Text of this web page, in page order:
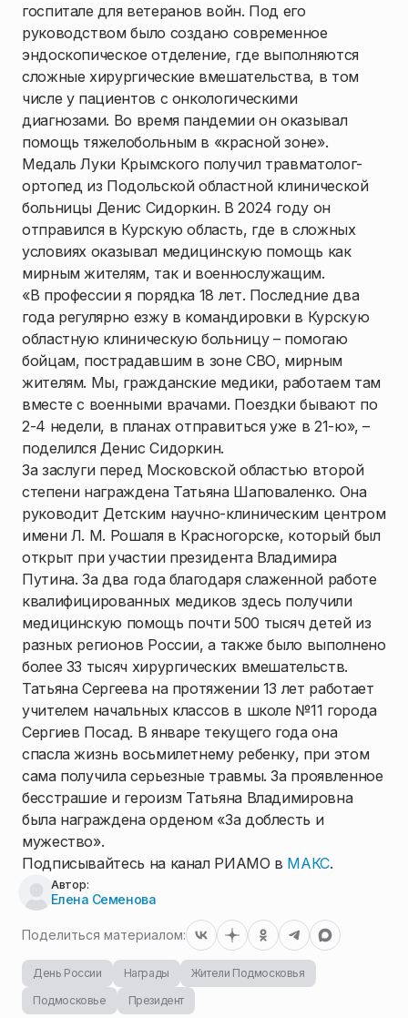
госпитале для ветеранов войн. Под его
руководством было создано современное
эндоскопическое отделение, где выполняются
сложные хирургические вмешательства, в том
числе у пациентов с онкологическими
диагнозами. Во время пандемии он оказывал
помощь тяжелобольным в «красной зоне».
Медаль Луки Крымского получил травматолог-
ортопед из Подольской областной клинической
больницы Денис Сидоркин. В 2024 году он
отправился в Курскую область, где в сложных
условиях оказывал медицинскую помощь как
мирным жителям, так и военнослужащим.
«В профессии я порядка 18 лет. Последние два
года регулярно езжу в командировки в Курскую
областную клиническую больницу – помогаю
бойцам, пострадавшим в зоне СВО, мирным
жителям. Мы, гражданские медики, работаем там
вместе с военными врачами. Поездки бывают по
2-4 недели, в планах отправиться уже в 21-ю», –
поделился Денис Сидоркин.
За заслуги перед Московской областью второй
степени награждена Татьяна Шаповаленко. Она
руководит Детским научно-клиническим центром
имени Л. М. Рошаля в Красногорске, который был
открыт при участии президента Владимира
Путина. За два года благодаря слаженной работе
квалифицированных медиков здесь получили
медицинскую помощь почти 500 тысяч детей из
разных регионов России, а также было выполнено
более 33 тысяч хирургических вмешательств.
Татьяна Сергеева на протяжении 13 лет работает
учителем начальных классов в школе №11 города
Сергиев Посад. В январе текущего года она
спасла жизнь восьмилетнему ребенку, при этом
сама получила серьезные травмы. За проявленное
бесстрашие и героизм Татьяна Владимировна
была награждена орденом «За доблесть и
мужество».
Подписывайтесь на канал РИАМО в МАКС.
Автор:
Елена Семенова
Поделиться материалом:
День России Награды
Жители Подмосковья
Подмосковье
Президент